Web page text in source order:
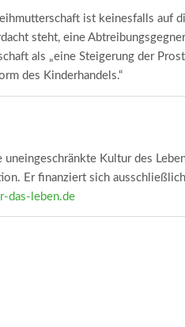
ist keinesfalls auf
steht, eine
als „eine Steigerung der
des Kinderhandels.“
uneingeschränkte Kultur des
Er finanziert sich
das-leben.de